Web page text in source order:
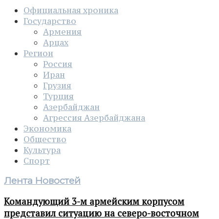
Официальная хроника
Государство
Армения
Арцах
Регион
Россия
Иран
Грузия
Турция
Азербайджан
Агрессия Азербайджана
Экономика
Общество
Культура
Спорт
Лента Новостей
Командующий 3-м армейским корпусом
представил ситуацию на северо-восточном